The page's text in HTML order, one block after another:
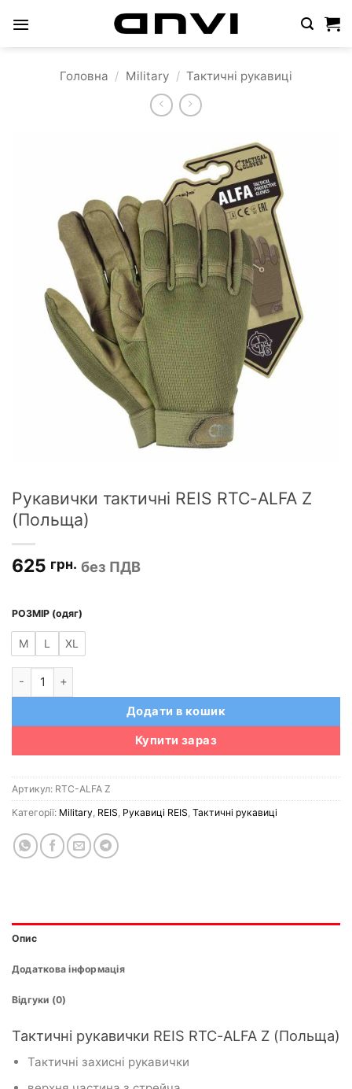
Головна / Military / Тактичні рукавиці
Рукавички тактичні REIS RTC-ALFA Z
(Польща)
625 грн. без ПДВ
РОЗМІР (одяг)
M L XL
Додати в кошик
Купити зараз
Артикул: RTC-ALFA Z
Категорії: Military, REIS, Рукавиці REIS, Тактичні рукавиці
Опис
Додаткова інформація
Відгуки (0)
Тактичні рукавички REIS RTC-ALFA Z (Польща)
Тактичні захисні рукавички